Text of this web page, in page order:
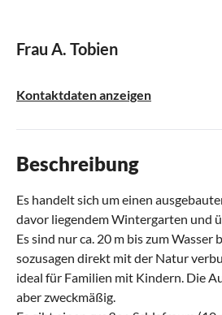
Frau A. Tobien
Kontaktdaten anzeigen
Beschreibung
Es handelt sich um einen
davor liegendem Wintergarten und
Es sind nur ca. 20 m bis zum Wasser
sozusagen direkt mit der Natur
ideal für Familien mit Kindern. Die
aber zweckmäßig.